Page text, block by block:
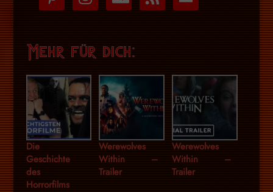
stripe
Mehr für dich:
Die
Geschichte
des
Horrorfilms
Werewolves
Within –
Trailer
Werewolves
Within –
Trailer